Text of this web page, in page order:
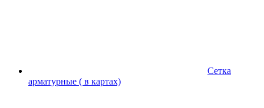
Сетка
арматурные ( в картах)